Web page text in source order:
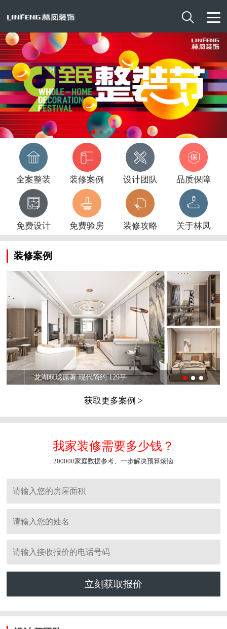

全案整装 装修案例 设计团队 品质保障
免费设计 免费验房 装修攻略 关于林凤
装修案例
龙湖双珑原著 现代简约 129平
获取更多案例 >
我家装修需要多少钱？
200000家庭数据参考、一步解决预算烦恼
立刻获取报价